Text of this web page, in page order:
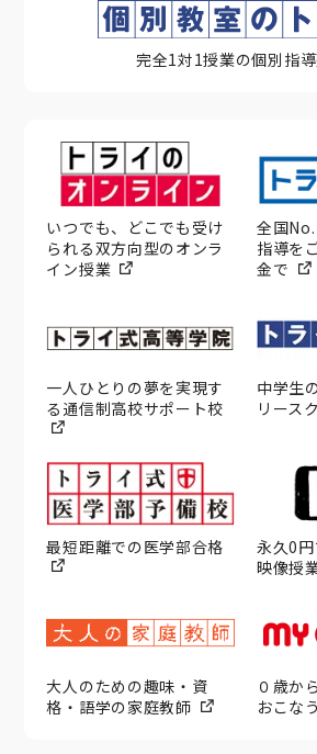
完全1対1授業の個別指
いつでも、どこでも受け
られる双方向型のオンラ
イン授業
全国
指導を
金で
一人ひとりの夢を実現す
る通信制高校サポート校
中学生
リース
最短距離での医学部合格
永久0
映像授
大人のための趣味・資
格・語学の家庭教師
０歳か
おこな